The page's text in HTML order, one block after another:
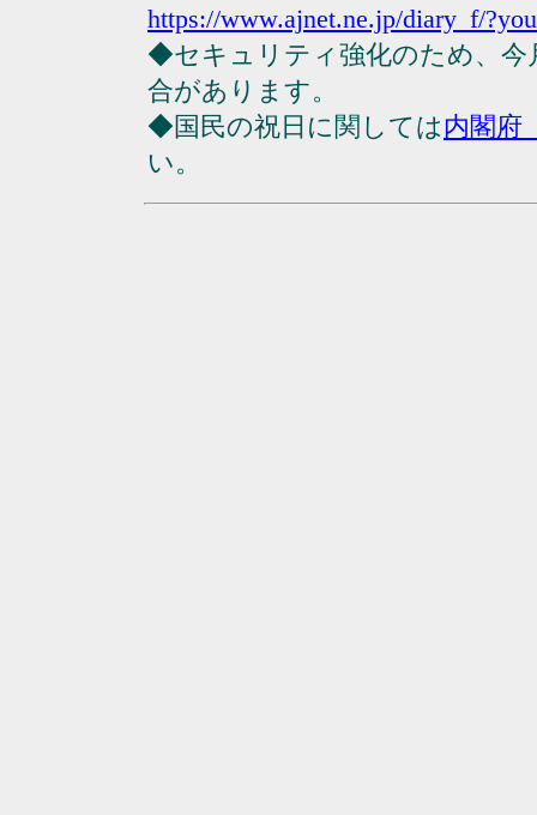
https://www.ajnet.ne.jp/diary_f/
◆セキュリティ強化のため、今
合があります。
◆国民の祝日に関しては内閣府
い。